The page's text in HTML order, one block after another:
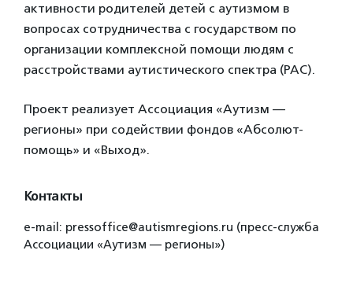
активности родителей детей с аутизмом в
вопросах сотрудничества с государством по
организации комплексной помощи людям с
расстройствами аутистического спектра (РАС).
Проект реализует Ассоциация «Аутизм —
регионы» при содействии фондов «Абсолют-
помощь» и «Выход».
Контакты
e-mail: pressoffice@autismregions.ru (пресс-служба
Ассоциации «Аутизм — регионы»)